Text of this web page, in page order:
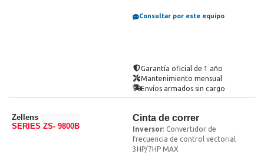
Consultar por este equipo
Garantía oficial de 1 año
Mantenimiento mensual
Envíos armados sin cargo
Zellens
SERIES ZS- 9800B
Cinta de correr
Inversor: Convertidor de
frecuencia de control vectorial
3HP/7HP MAX